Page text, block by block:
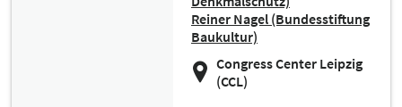
Reiner Nagel (Bundesstiftung
Baukultur)
Congress Center Leipzig
(CCL)